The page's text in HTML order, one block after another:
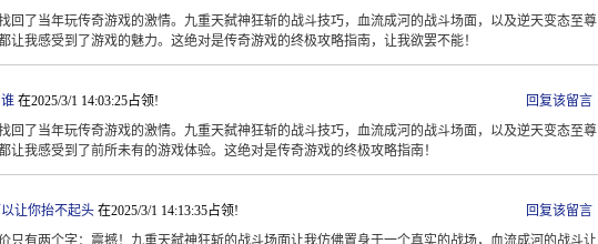
回了当年玩传奇游戏的激情。九重天弑神狂斩的战斗技巧，血流成河的战斗场面，以及逆天变态至尊
让我感受到了游戏的魅力。这绝对是传奇游戏的终极攻略指南，让我欲罢不能！
回复该留言
在2025/3/1 14:03:25占领!
回了当年玩传奇游戏的激情。九重天弑神狂斩的战斗技巧，血流成河的战斗场面，以及逆天变态至尊
让我感受到了前所未有的游戏体验。这绝对是传奇游戏的终极攻略指南！
回复该留言
让你抬不起头 在2025/3/1 14:13:35占领!
只有两个字：震撼！九重天弑神狂斩的战斗场面让我仿佛置身于一个真实的战场，血流成河的战斗让